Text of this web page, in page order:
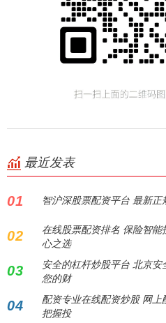
最近发表
01
02
在线股票配资排名 保险智
心之选
03
安全的杠杆炒股平台 北京
您的财
04
配资专业在线配资炒股 网
把握投